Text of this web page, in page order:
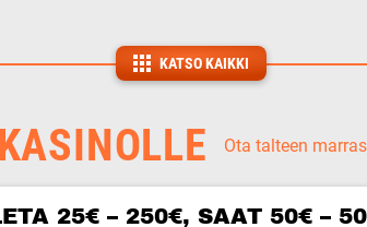
KATSO KAIKKI
Ota talteen
25€ – 250€, SAAT 50€ –